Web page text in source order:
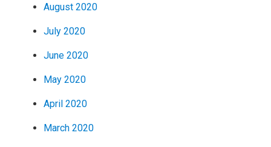
August 2020
July 2020
June 2020
May 2020
April 2020
March 2020